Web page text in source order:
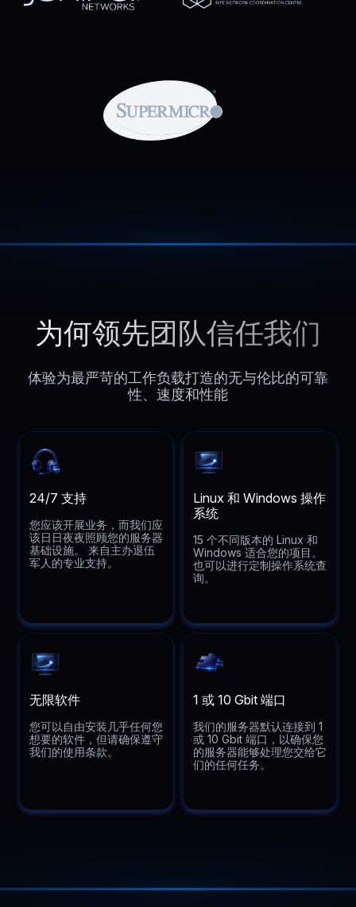
为何领先团队信任我们
体验为最严苛的工作负载打造的无与伦比的可靠
性、速度和性能
24/7 支持
您应该开展业务，而我们应
该日日夜夜照顾您的服务器
基础设施。 来自主办退伍
军人的专业支持。
Linux 和 Windows 操作
系统
15 个不同版本的 Linux 和
Windows 适合您的项目。
也可以进行定制操作系统查
询。
无限软件
您可以自由安装几乎任何您
想要的软件，但请确保遵守
我们的使用条款。
1 或 10 Gbit 端口
我们的服务器默认连接到 1
或 10 Gbit 端口，以确保您
的服务器能够处理您交给它
们的任何任务。